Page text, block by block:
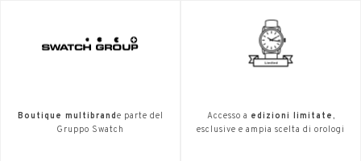
Boutique multibrand e parte del
Gruppo Swatch
Accesso a edizioni limitate,
esclusive e ampia scelta di orologi